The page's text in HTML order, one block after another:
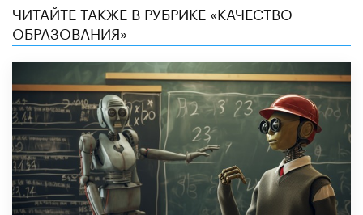
ЧИТАЙТЕ ТАКЖЕ В РУБРИКЕ «КАЧЕСТВО
ОБРАЗОВАНИЯ»